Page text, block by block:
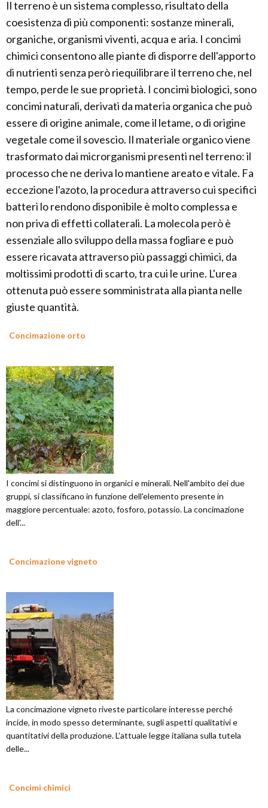
Il terreno è un sistema complesso, risultato della
coesistenza di più componenti: sostanze minerali,
organiche, organismi viventi, acqua e aria. I concimi
chimici consentono alle piante di disporre dell'apporto
di nutrienti senza però riequilibrare il terreno che, nel
tempo, perde le sue proprietà. I concimi biologici, sono
concimi naturali, derivati da materia organica che può
essere di origine animale, come il letame, o di origine
vegetale come il sovescio. Il materiale organico viene
trasformato dai microrganismi presenti nel terreno: il
processo che ne deriva lo mantiene areato e vitale. Fa
eccezione l'azoto, la procedura attraverso cui specifici
batteri lo rendono disponibile è molto complessa e
non priva di effetti collaterali. La molecola però è
essenziale allo sviluppo della massa fogliare e può
essere ricavata attraverso più passaggi chimici, da
moltissimi prodotti di scarto, tra cui le urine. L'urea
ottenuta può essere somministrata alla pianta nelle
giuste quantità.
Concimazione orto
I concimi si distinguono in organici e minerali. Nell'ambito dei due
gruppi, si classificano in funzione dell'elemento presente in
maggiore percentuale: azoto, fosforo, potassio. La concimazione
dell'...
Concimazione vigneto
La concimazione vigneto riveste particolare interesse perché
incide, in modo spesso determinante, sugli aspetti qualitativi e
quantitativi della produzione. L’attuale legge italiana sulla tutela
delle...
Concimi chimici